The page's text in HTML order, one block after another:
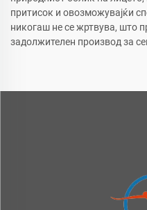
притисок и овозможувајќи
никогаш не се жртвува, што
задолжителен производ за